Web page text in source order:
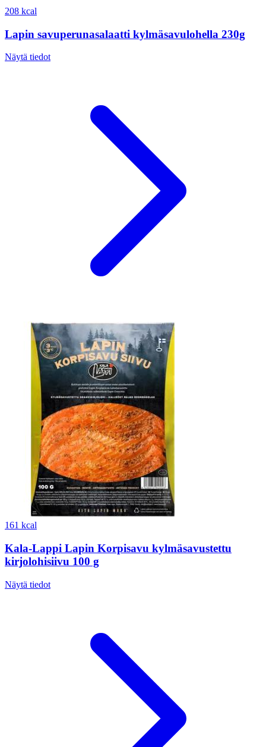
208 kcal
Lapin savuperunasalaatti kylmäsavulohella 230g
Näytä tiedot
161 kcal
Kala-Lappi Lapin Korpisavu kylmäsavustettu
kirjolohisiivu 100 g
Näytä tiedot